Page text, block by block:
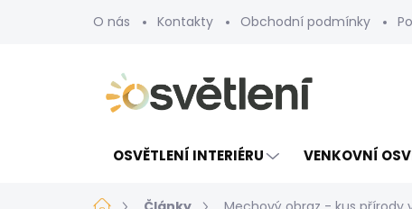
O nás Kontakty Obchodní podmínky
OSVĚTLENÍ INTERIÉRU VENKOVNÍ
Domů